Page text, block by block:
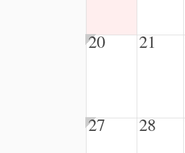
20 21
27 28